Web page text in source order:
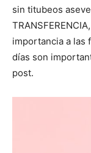
sin titubeos
importancia a las
días son
post.